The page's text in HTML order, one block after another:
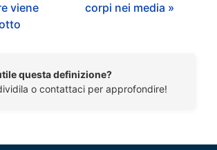
viene
corpi nei media »
questa definizione?
o contattaci per approfondire!